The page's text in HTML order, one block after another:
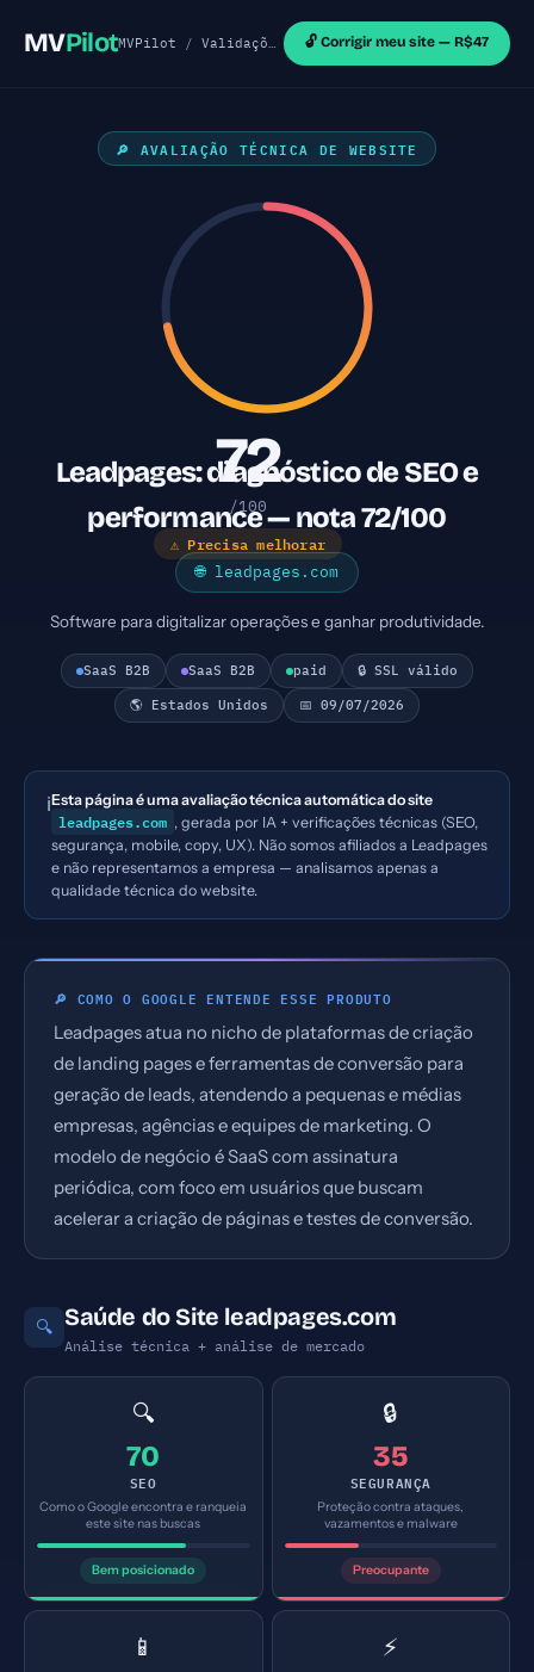
MVPilotMVPilot /Validações de MVP /Sites WordPress /
🔓 Corrigir meu site — R$47
🔎 AVALIAÇÃO TÉCNICA DE WEBSITE
72
/100
⚠ Precisa melhorar
Leadpages: diagnóstico de SEO e
performance — nota 72/100
🌐 leadpages.com
Software para digitalizar operações e ganhar produtividade.
SaaS B2B SaaS B2B paid 🔒 SSL válido
🌎 Estados Unidos 📅 09/07/2026
ℹ️Esta página é uma avaliação técnica automática do site
leadpages.com , gerada por IA + verificações técnicas (SEO,
segurança, mobile, copy, UX). Não somos afiliados a Leadpages
e não representamos a empresa — analisamos apenas a
qualidade técnica do website.
🔎 COMO O GOOGLE ENTENDE ESSE PRODUTO
Leadpages atua no nicho de plataformas de criação
de landing pages e ferramentas de conversão para
geração de leads, atendendo a pequenas e médias
empresas, agências e equipes de marketing. O
modelo de negócio é SaaS com assinatura
periódica, com foco em usuários que buscam
acelerar a criação de páginas e testes de conversão.
🔍 Saúde do Site leadpages.com
Análise técnica + análise de mercado
🔍
70
SEO
Como o Google encontra e ranqueia
este site nas buscas
Bem posicionado
🔒
35
SEGURANÇA
Proteção contra ataques,
vazamentos e malware
Preocupante
📱 ⚡